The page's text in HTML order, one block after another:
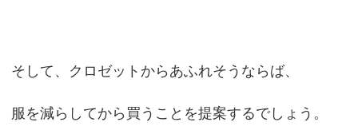
そして、クロゼットからあふれそうならば、
服を減らしてから買うことを提案するでしょう。